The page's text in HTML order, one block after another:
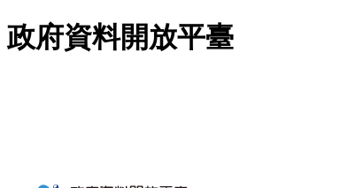
跳至主要內容
政府資料開放平臺